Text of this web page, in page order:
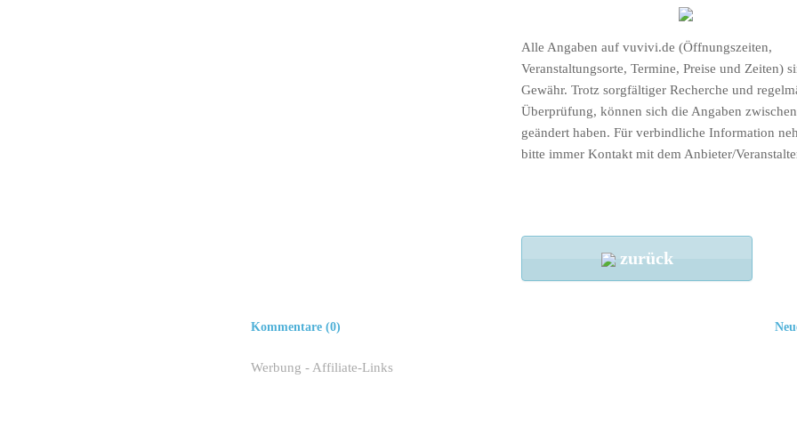
Alle Angaben auf vuvivi.de (Öffnungszeiten,
Veranstaltungsorte, Termine, Preise und Zeiten)
Gewähr. Trotz sorgfältiger Recherche und
Überprüfung, können sich die Angaben
geändert haben. Für verbindliche Information
bitte immer Kontakt mit dem Anbieter/
zurück
Kommentare (0)
Werbung - Affiliate-Links